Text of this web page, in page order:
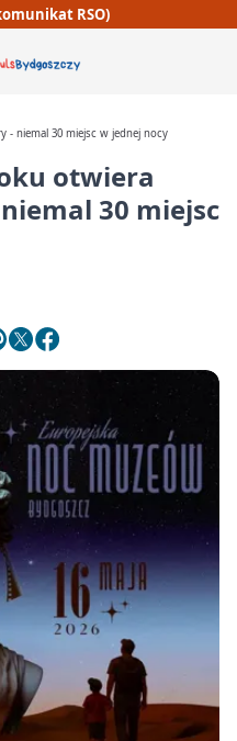
RSO)
- niemal 30 miejsc w jednej nocy
otwiera
30 miejsc